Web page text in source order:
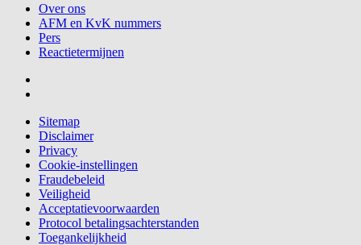
Over ons
AFM en KvK nummers
Pers
Reactietermijnen
Sitemap
Disclaimer
Privacy
Cookie-instellingen
Fraudebeleid
Veiligheid
Acceptatievoorwaarden
Protocol betalingsachterstanden
Toegankelijkheid